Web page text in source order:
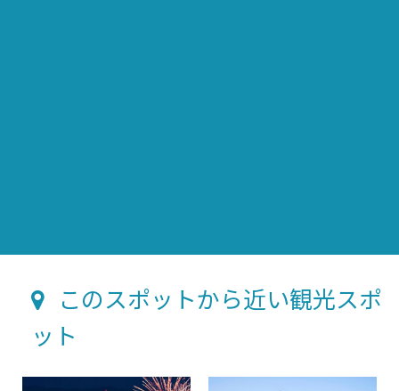
このスポットから近い観光スポ
ット